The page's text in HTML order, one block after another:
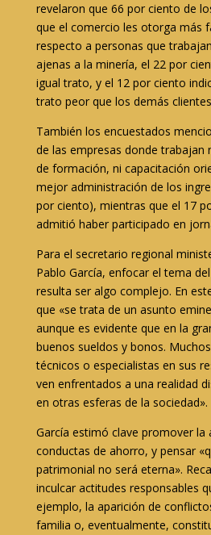
revelaron que 66 por ciento de
que el comercio les otorga más
respecto a personas que
ajenas a la minería, el 22 por
igual trato, y el 12 por ciento
trato peor que los demás
También los encuestados
de las empresas donde trabajan
de formación, ni capacitación
mejor administración de los
por ciento), mientras que el 17
admitió haber participado en
Para el secretario regional
Pablo García, enfocar el tema
resulta ser algo complejo. En
que «se trata de un asunto
aunque es evidente que en la
buenos sueldos y bonos.
técnicos o especialistas en sus
ven enfrentados a una realidad
en otras esferas de la sociedad».
García estimó clave promover la
conductas de ahorro, y pensar
patrimonial no será eterna».
inculcar actitudes responsables
ejemplo, la aparición de
familia o, eventualmente,